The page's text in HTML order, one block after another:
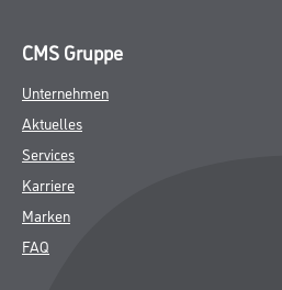
CMS Gruppe
Unternehmen
Aktuelles
Services
Karriere
Marken
FAQ